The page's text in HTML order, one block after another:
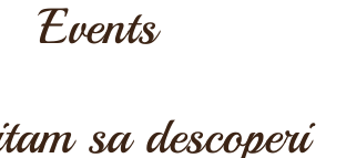
Events
sa descoperi